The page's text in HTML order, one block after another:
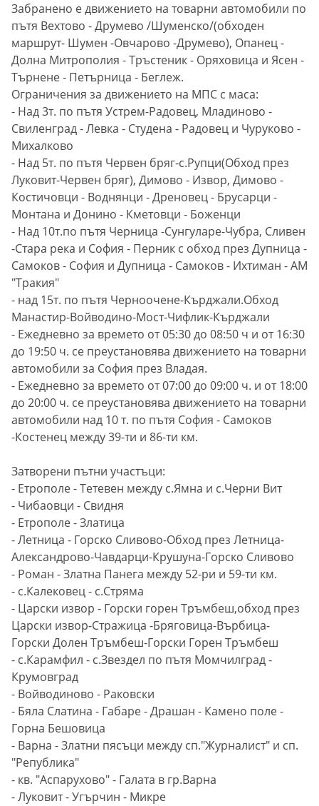
Забранено е движението на товарни автомобили по
пътя Вехтово - Друмево /Шуменско/(обходен
маршрут- Шумен -Овчарово -Друмево), Опанец -
Долна Митрополия - Тръстеник - Оряховица и Ясен -
Търнене - Петърница - Беглеж.
Ограничения за движението на МПС с маса:
- Над 3т. по пътя Устрем-Радовец, Младиново -
Свиленград - Левка - Студена - Радовец и Чуруково -
Михалково
- Над 5т. по пътя Червен бряг-с.Рупци(Обход през
Луковит-Червен бряг), Димово - Извор, Димово -
Костичовци - Воднянци - Дреновец - Брусарци -
Монтана и Донино - Кметовци - Боженци
- Над 10т.по пътя Черница -Сунгуларе-Чубра, Сливен
-Стара река и София - Перник с обход през Дупница -
Самоков - София и Дупница - Самоков - Ихтиман - АМ
"Тракия"
- над 15т. по пътя Черноочене-Кърджали.Обход
Манастир-Войводино-Мост-Чифлик-Кърджали
- Ежедневно за времето от 05:30 до 08:50 ч и от 16:30
до 19:50 ч. се преустановява движението на товарни
автомобили за София през Владая.
- Ежедневно за времето от 07:00 до 09:00 ч. и от 18:00
до 20:00 ч. се преустановява движението на товарни
автомобили над 10 т. по пътя София - Самоков
-Костенец между 39-ти и 86-ти км.
Затворени пътни участъци:
- Етрополе - Тетевен между с.Ямна и с.Черни Вит
- Чибаовци - Свидня
- Етрополе - Златица
- Летница - Горско Сливово-Обход през Летница-
Александрово-Чавдарци-Крушуна-Горско Сливово
- Роман - Златна Панега между 52-ри и 59-ти км.
- с.Калековец - с.Стряма
- Царски извор - Горски горен Тръмбеш,обход през
Царски извор-Стражица -Бряговица-Върбица-
Горски Долен Тръмбеш-Горски Горен Тръмбеш
- с.Карамфил - с.Звездел по пътя Момчилград -
Крумовград
- Войводиново - Раковски
- Бяла Слатина - Габаре - Драшан - Камено поле -
Горна Бешовица
- Варна - Златни пясъци между сп."Журналист" и сп.
"Република"
- кв. "Аспарухово" - Галата в гр.Варна
- Луковит - Угърчин - Микре